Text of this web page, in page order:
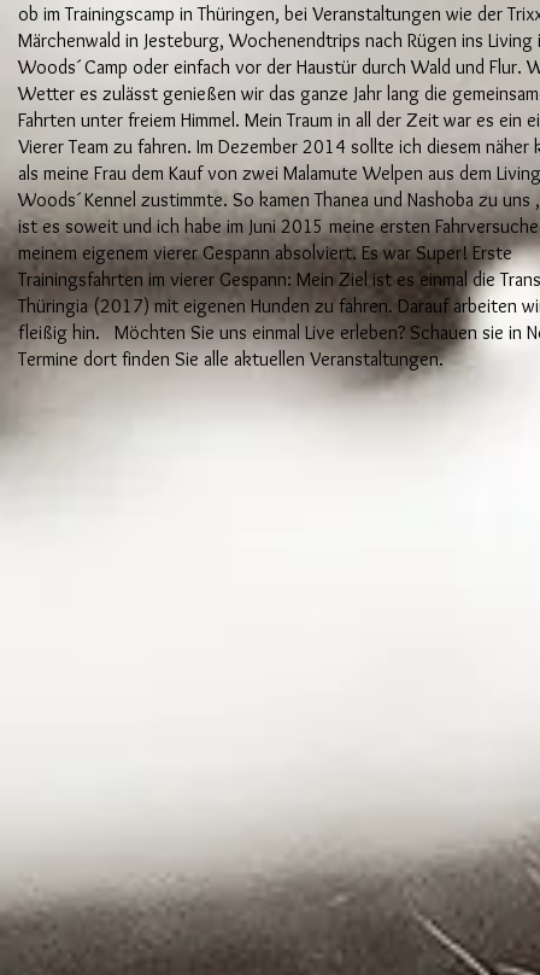
ob im Trainingscamp in Thüringen, bei Veranstaltungen wie der
Märchenwald in Jesteburg, Wochenendtrips nach Rügen ins Living
Woods´ Camp oder einfach vor der Haustür durch Wald und Flur.
Wetter es zulässt genießen wir das ganze Jahr lang die
Fahrten unter freiem Himmel. Mein Traum in all der Zeit war es ein
Vierer Team zu fahren. Im Dezember 2014 sollte ich diesem näher
als meine Frau dem Kauf von zwei Malamute Welpen aus dem
Woods´ Kennel zustimmte. So kamen Thanea und Nashoba zu uns
ist es soweit und ich habe im Juni 2015 meine ersten
meinem eigenem vierer Gespann absolviert. Es war Super! Erste
Trainingsfahrten im vierer Gespann: Mein Ziel ist es einmal die Trans
Thüringia (2017) mit eigenen Hunden zu fahren. Darauf arbeiten
fleißig hin. Möchten Sie uns einmal Live erleben? Schauen sie in
Termine dort finden Sie alle aktuellen Veranstaltungen.